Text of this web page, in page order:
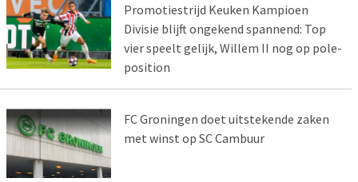
Promotiestrijd Keuken Kampioen
Divisie blijft ongekend spannend: Top
vier speelt gelijk, Willem II nog op pole-
position
FC Groningen doet uitstekende zaken
met winst op SC Cambuur